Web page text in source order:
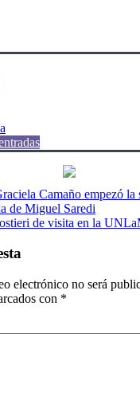
Camaño empezó la
de Miguel Saredi
de visita en la
electrónico no será
con *